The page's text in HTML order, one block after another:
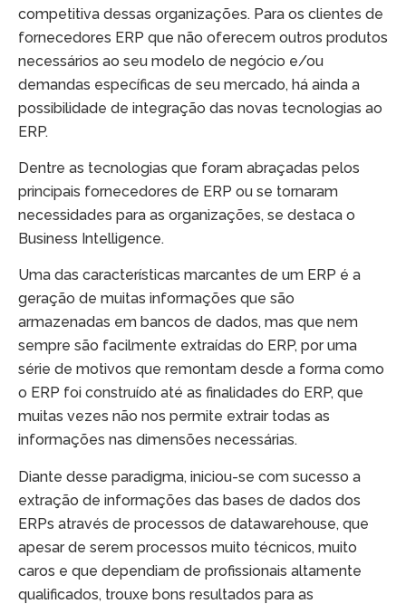
competitiva dessas organizações. Para os clientes de
fornecedores ERP que não oferecem outros produtos
necessários ao seu modelo de negócio e/ou
demandas específicas de seu mercado, há ainda a
possibilidade de integração das novas tecnologias ao
ERP.
Dentre as tecnologias que foram abraçadas pelos
principais fornecedores de ERP ou se tornaram
necessidades para as organizações, se destaca o
Business Intelligence.
Uma das características marcantes de um ERP é a
geração de muitas informações que são
armazenadas em bancos de dados, mas que nem
sempre são facilmente extraídas do ERP, por uma
série de motivos que remontam desde a forma como
o ERP foi construído até as finalidades do ERP, que
muitas vezes não nos permite extrair todas as
informações nas dimensões necessárias.
Diante desse paradigma, iniciou-se com sucesso a
extração de informações das bases de dados dos
ERPs através de processos de datawarehouse, que
apesar de serem processos muito técnicos, muito
caros e que dependiam de profissionais altamente
qualificados, trouxe bons resultados para as